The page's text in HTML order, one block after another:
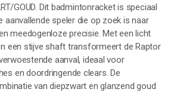
GOUD. Dit badmintonracket is speciaal
aanvallende speler die op zoek is naar
meedogenloze precisie. Met een licht
een stijve shaft transformeert de Raptor
aanval, ideaal voor
en doordringende clears. De
van diepzwart en glanzend goud